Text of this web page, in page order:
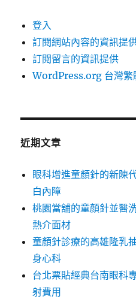
登入
訂閱網站內容的資訊提
訂閱留言的資訊提供
WordPress.org 台灣繁
近期文章
眼科增進童顏針的新陳
白內障
桃園當舖的童顏針並醫
熱介面材
童顏針診療的高雄隆乳
身心科
台北票貼經典台南眼科
射費用